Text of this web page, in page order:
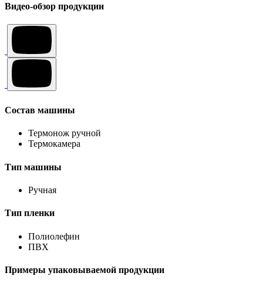
Видео-обзор продукции
Состав машины
Термонож ручной
Термокамера
Тип машины
Ручная
Тип пленки
Полиолефин
ПВХ
Примеры упаковываемой продукции